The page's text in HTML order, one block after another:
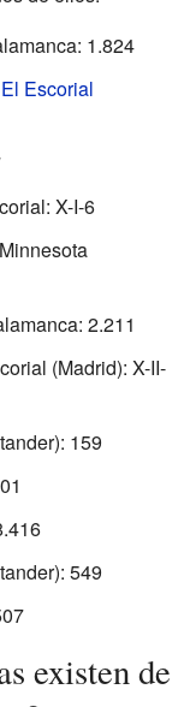
1.824
Escorial
X-I-6
2.211
(Madrid): X-II-
159
549
existen de